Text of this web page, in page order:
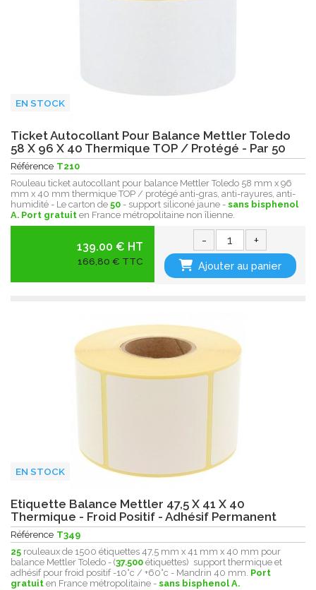
EN STOCK
Ticket Autocollant Pour Balance Mettler Toledo
58 X 96 X 40 Thermique TOP / Protégé - Par 50
Référence T210
Rouleau ticket autocollant pour balance Mettler Toledo 58 mm x 96
mm x 40 mm thermique TOP / protégé anti-gras, anti-rayures, anti-
humidité - Le carton de 50 - support siliconé jaune - sans bisphenol
A. Port gratuit en France métropolitaine non îlienne.
139.00 € HT
166,80 € TTC
- +
Ajouter au panier
EN STOCK
Etiquette Balance Mettler 47,5 X 41 X 40
Thermique - Froid Positif - Adhésif Permanent
Référence T349
25 rouleaux de 1500 étiquettes 47,5 mm x 41 mm x 40 mm pour
balance Mettler Toledo - (37.500 étiquettes) support thermique et
adhésif pour froid positif -10°c / +60°c - Mandrin 40 mm. Port
gratuit en France métropolitaine - sans bisphenol A.